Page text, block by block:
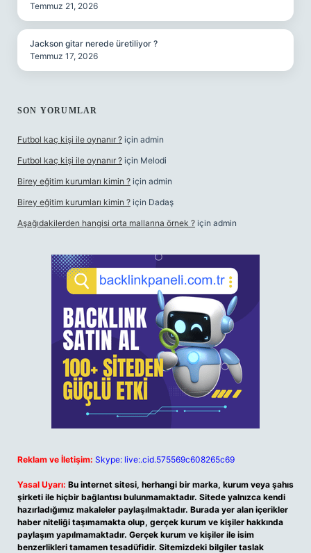
Temmuz 21, 2026
Jackson gitar nerede üretiliyor ?
Temmuz 17, 2026
SON YORUMLAR
Futbol kaç kişi ile oynanır ? için admin
Futbol kaç kişi ile oynanır ? için Melodi
Birey eğitim kurumları kimin ? için admin
Birey eğitim kurumları kimin ? için Dadaş
Aşağıdakilerden hangisi orta mallarına örnek ? için admin
Reklam ve İletişim: Skype: live:.cid.575569c608265c69
Yasal Uyarı: Bu internet sitesi, herhangi bir marka, kurum veya şahıs
şirketi ile hiçbir bağlantısı bulunmamaktadır. Sitede yalnızca kendi
hazırladığımız makaleler paylaşılmaktadır. Burada yer alan içerikler
haber niteliği taşımamakta olup, gerçek kurum ve kişiler hakkında
paylaşım yapılmamaktadır. Gerçek kurum ve kişiler ile isim
benzerlikleri tamamen tesadüfidir. Sitemizdeki bilgiler taslak